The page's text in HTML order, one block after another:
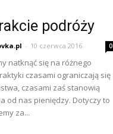
podróży
- 10 czerwca 2016 0
natknąć się na różnego
czasami ograniczają się
czasami zaś stanowią
od nas pieniędzy. Dotyczy to
za...